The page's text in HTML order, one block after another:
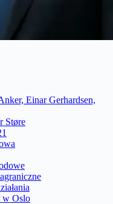
Einar Gerhardsen,
Støre
w Oslo